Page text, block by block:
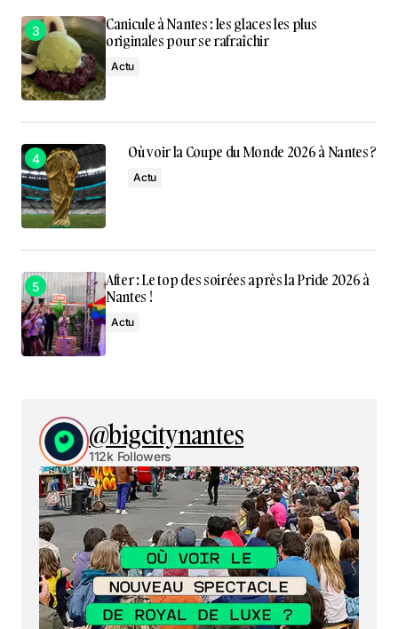
Canicule à Nantes : les glaces les plus
originales pour se rafraîchir
Actu
Où voir la Coupe du Monde 2026 à Nantes ?
Actu
After : Le top des soirées après la Pride 2026 à
Nantes !
Actu
@bigcitynantes
112k Followers